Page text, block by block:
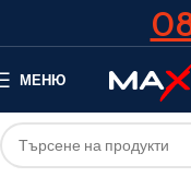
МЕНЮ